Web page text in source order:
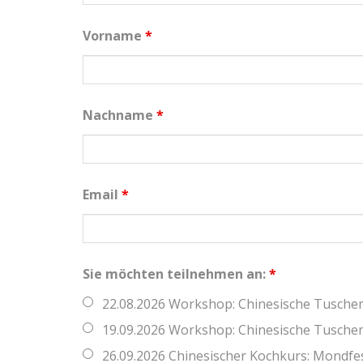
Vorname *
Nachname *
Email *
Sie möchten teilnehmen an:*
22.08.2026 Workshop: Chinesische
19.09.2026 Workshop: Chinesische
26.09.2026 Chinesischer Kochkurs: